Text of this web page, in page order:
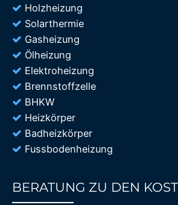
Holzheizung
Solarthermie
Gasheizung
Ölheizung
Elektroheizung
Brennstoffzelle
BHKW
Heizkörper
Badheizkörper
Fussbodenheizung
BERATUNG ZU DEN